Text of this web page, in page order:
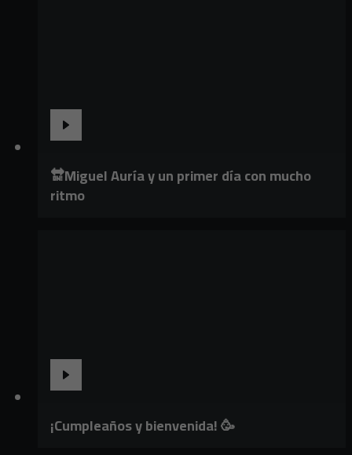
🔛Miguel Auría y un primer día con mucho
ritmo
¡Cumpleaños y bienvenida! 🥳